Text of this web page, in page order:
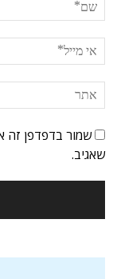
שמור בדפדפן זה
שאגיב.